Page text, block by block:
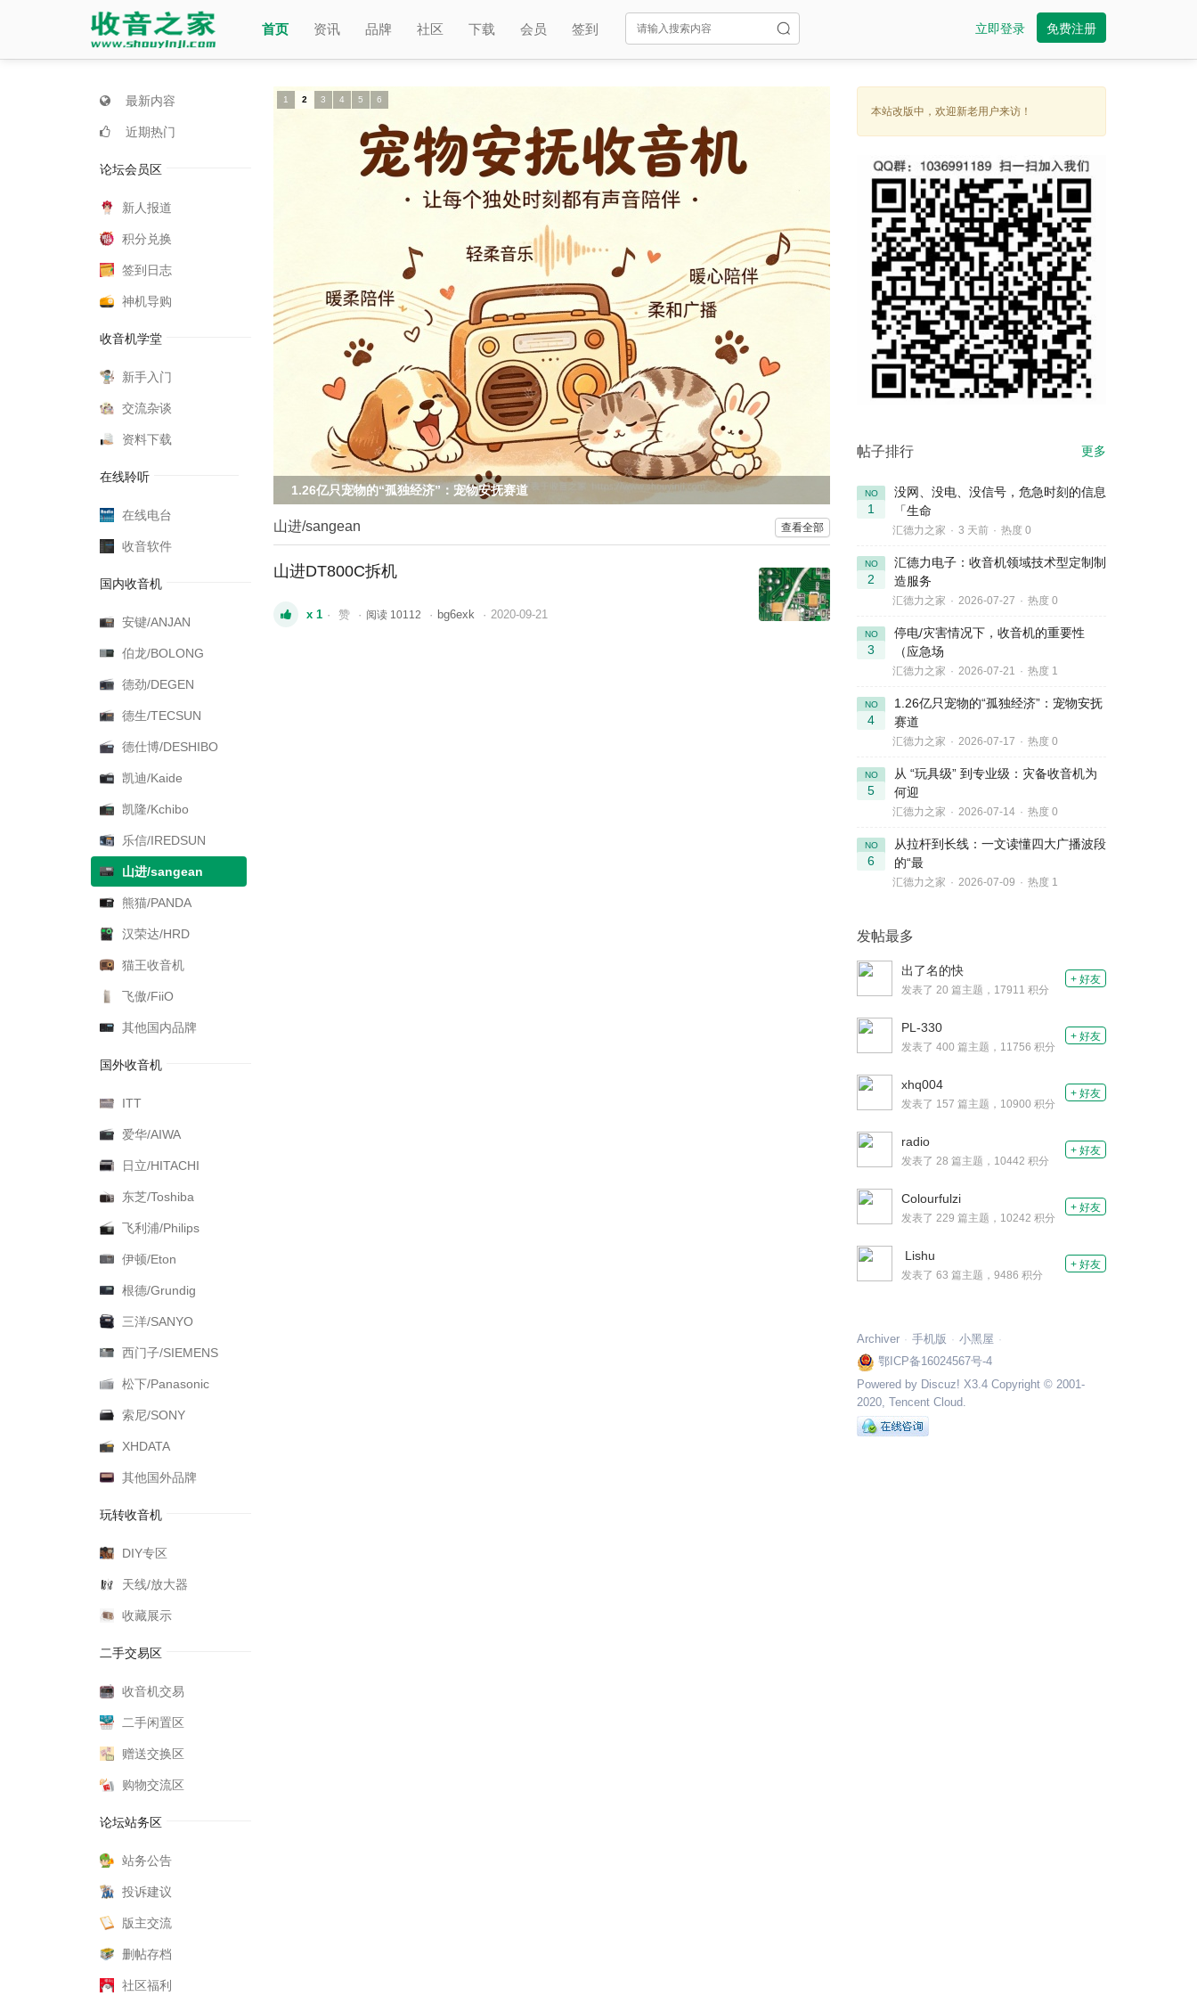
首页 资讯 品牌 社区 下载 会员 签到 立即登录 免费注册
最新内容
近期热门
论坛会员区
新人报道
积分兑换
签到日志
神机导购
收音机学堂
新手入门
交流杂谈
资料下载
在线聆听
在线电台
收音软件
国内收音机
安键/ANJAN
伯龙/BOLONG
德劲/DEGEN
德生/TECSUN
德仕博/DESHIBO
凯迪/Kaide
凯隆/Kchibo
乐信/IREDSUN
山进/sangean
熊猫/PANDA
汉荣达/HRD
猫王收音机
飞傲/FiiO
其他国内品牌
国外收音机
ITT
爱华/AIWA
日立/HITACHI
东芝/Toshiba
飞利浦/Philips
伊顿/Eton
根德/Grundig
三洋/SANYO
西门子/SIEMENS
松下/Panasonic
索尼/SONY
XHDATA
其他国外品牌
玩转收音机
DIY专区
天线/放大器
收藏展示
二手交易区
收音机交易
二手闲置区
赠送交换区
购物交流区
论坛站务区
站务公告
投诉建议
版主交流
删帖存档
社区福利
1.26亿只宠物的“孤独经济”：宠物安抚赛道
1 2 3 4 5 6
山进/sangean 查看全部
山进DT800C拆机
x 1 · 赞 · 阅读 10112 · bg6exk · 2020-09-21
本站改版中，欢迎新老用户来访！
帖子排行 更多
NO
1
没网、没电、没信号，危急时刻的信息
「生命
汇德力之家 · 3 天前 · 热度 0
NO
2
汇德力电子：收音机领域技术型定制制
造服务
汇德力之家 · 2026-07-27 · 热度 0
NO
3
停电/灾害情况下，收音机的重要性
（应急场
汇德力之家 · 2026-07-21 · 热度 1
NO
4
1.26亿只宠物的“孤独经济”：宠物安抚
赛道
汇德力之家 · 2026-07-17 · 热度 0
NO
5
从 “玩具级” 到专业级：灾备收音机为
何迎
汇德力之家 · 2026-07-14 · 热度 0
NO
6
从拉杆到长线：一文读懂四大广播波段
的“最
汇德力之家 · 2026-07-09 · 热度 1
发帖最多
出了名的快
发表了 20 篇主题，17911 积分
+ 好友
PL-330
发表了 400 篇主题，11756 积分
+ 好友
xhq004
发表了 157 篇主题，10900 积分
+ 好友
radio
发表了 28 篇主题，10442 积分
+ 好友
Colourfulzi
发表了 229 篇主题，10242 积分
+ 好友
Lishu
发表了 63 篇主题，9486 积分
+ 好友
Archiver 手机版
小黑屋
鄂ICP备16024567号-4
Powered by Discuz! X3.4 Copyright © 2001-
2020, Tencent Cloud.